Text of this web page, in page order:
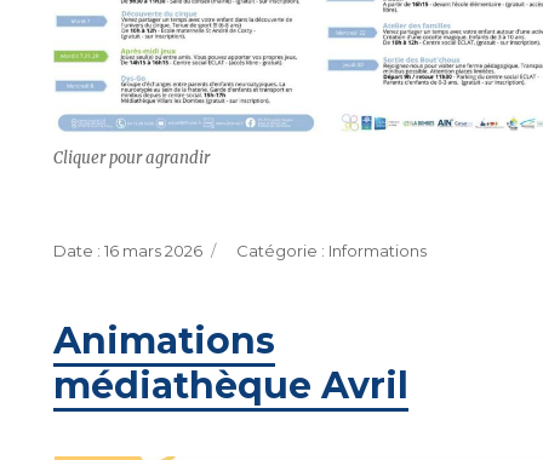
Cliquer pour agrandir
Publié
16 mars 2026 Catégories
Informations
Animations
médiathèque Avril